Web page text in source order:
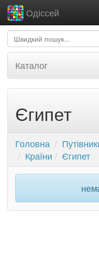
Одіссей
Каталог
Єгипет
Головна
Країни
Єгипет